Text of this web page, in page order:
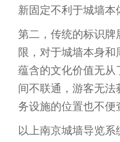
新固定不利于城墙本
第二，传统的标识
限，对于城墙本身和
蕴含的文化价值无从
间不联通，游客无
务设施的位置也不便
以上南京城墙导览